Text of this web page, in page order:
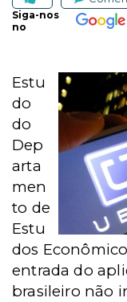
Siga-nos
no
Estu
do
do
Dep
arta
men
to de
Estu
dos
entrada do
brasileiro não